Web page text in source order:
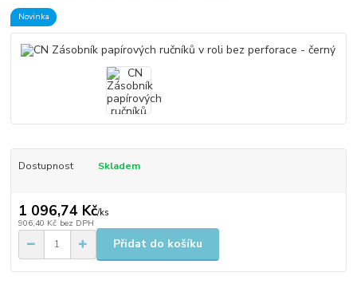
Novinka
Dostupnost Skladem
1 096,74 Kč/ks
906,40 Kč bez DPH
Přidat do košíku